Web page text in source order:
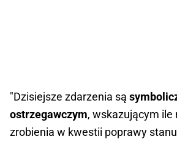
"Dzisiejsze zdarzenia są
ostrzegawczym, wskazującym ile
zrobienia w kwestii poprawy